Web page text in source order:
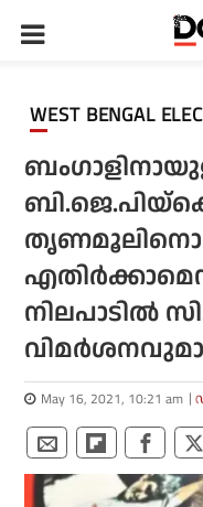
WEST BENGAL
നിലപാടില്‍
May 16, 2021, 10:21 am